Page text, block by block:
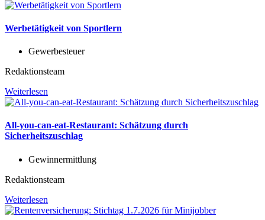
Werbetätigkeit von Sportlern
Gewerbesteuer
Redaktionsteam
Weiterlesen
All-you-can-eat-Restaurant: Schätzung durch
Sicherheitszuschlag
Gewinnermittlung
Redaktionsteam
Weiterlesen